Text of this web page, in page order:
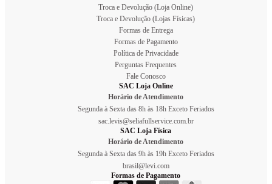
Troca e Devolução (Loja Online)
Troca e Devolução (Lojas Físicas)
Formas de Entrega
Formas de Pagamento
Política de Privacidade
Perguntas Frequentes
Fale Conosco
SAC Loja Online
Horário de Atendimento
Segunda à Sexta das 8h às 18h Exceto Feriados
sac.levis@seliafullservice.com.br
SAC Loja Física
Horário de Atendimento
Segunda à Sexta das 9h às 19h Exceto Feriados
brasil@levi.com
Formas de Pagamento